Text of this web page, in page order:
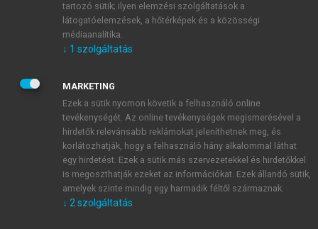
JELSZÓ
JELSZÓ ÚJRA
Kérek értesítést a MeRSZ újdonságairól, akcióiról.
Kérek értesítést az Akadémiai Kiadó Zrt. újdonságairól,
tartozó sütik; ilyen elemzési szolgáltatások a
látogatóelemzések, a hőtérképek és a közösségi
médiaanalitika.
↓ 1 szolgáltatás
MARKETING
Ezek a sütik nyomon követik a felhasználó online
tevékenységét. Az online tevékenységek megismerésével a
hirdetők relevánsabb reklámokat jeleníthetnek meg, és
korlátozhatják, hogy a felhasználó hány alkalommal láthat
egy hirdetést. Ezek a sütik más szervezetekkel és hirdetőkkel
is megoszthatják ezeket az információkat. Ezek állandó sütik,
amelyek szinte mindig egy harmadik féltől származnak.
↓ 2 szolgáltatás